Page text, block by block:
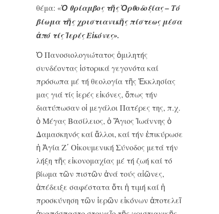
θέμα: «Ὁ θρίαμβος τῆς Ὀρθοδοξίας – Τό
βίωμα τῆς χριστιανικῆς πίστεως μέσα
ἀπό τίς Ἱερές Εἰκόνες».
Ὁ Πανοσιολογιώτατος ὁμιλητής
συνδέοντας ἱστορικά γεγονότα καί
πρόσωπα μέ τή θεολογία τῆς Ἐκκλησίας
μας γιά τίς ἱερές εἰκόνες, ὅπως τήν
διατύπωσαν οἱ μεγάλοι Πατέρες της, π.χ.
ὁ Μέγας Βασίλειος, ὁ Ἅγιος Ἰωάννης ὁ
Δαμασκηνός καί ἄλλοι, καί τήν ἐπικύρωσε
ἡ Ἁγία Ζ΄ Οἰκουμενική Σύνοδος μετά τήν
λήξη τῆς εἰκονομαχίας μέ τή ζωή καί τό
βίωμα τῶν πιστῶν ἀνά τούς αἰῶνες,
ἀπέδειξε σαφέστατα ὅτι ἡ τιμή καί ἡ
προσκύνηση τῶν ἱερῶν εἰκόνων ἀποτελεῖ